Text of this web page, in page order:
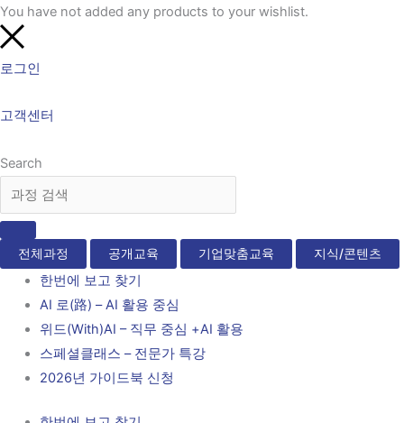
You have not added any products to your wishlist.
로그인
고객센터
Search
전체과정 공개교육 기업맞춤교육 지식/콘텐츠
한번에 보고 찾기
AI 로(路) – AI 활용 중심
위드(With)AI – 직무 중심 +AI 활용
스페셜클래스 – 전문가 특강
2026년 가이드북 신청